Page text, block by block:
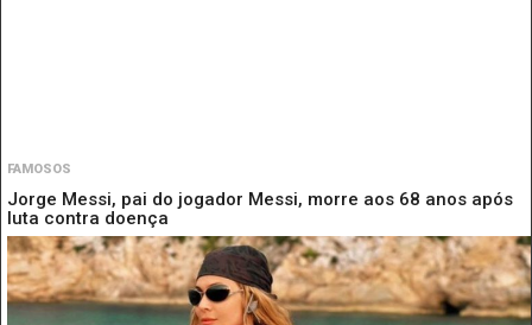
FAMOSOS
Jorge Messi, pai do jogador Messi, morre aos 68 anos após
luta contra doença